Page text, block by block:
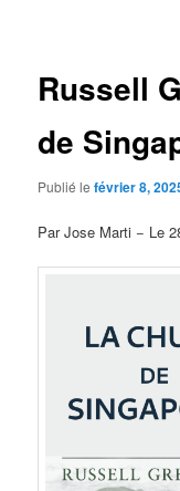
Russell
de
Publié lefévrier 8,
Par Jose Marti − Le